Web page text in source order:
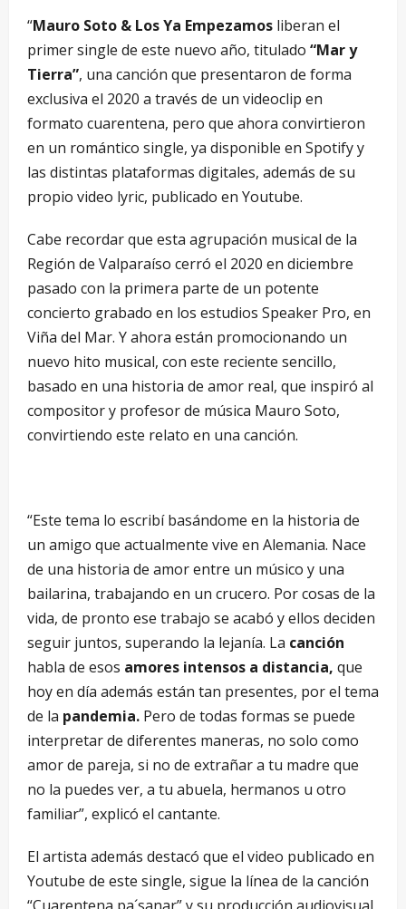
“Mauro Soto & Los Ya Empezamos liberan el
primer single de este nuevo año, titulado “Mar y
Tierra”, una canción que presentaron de forma
exclusiva el 2020 a través de un videoclip en
formato cuarentena, pero que ahora convirtieron
en un romántico single, ya disponible en Spotify y
las distintas plataformas digitales, además de su
propio video lyric, publicado en Youtube.
Cabe recordar que esta agrupación musical de la
Región de Valparaíso cerró el 2020 en diciembre
pasado con la primera parte de un potente
concierto grabado en los estudios Speaker Pro, en
Viña del Mar. Y ahora están promocionando un
nuevo hito musical, con este reciente sencillo,
basado en una historia de amor real, que inspiró al
compositor y profesor de música Mauro Soto,
convirtiendo este relato en una canción.
“Este tema lo escribí basándome en la historia de
un amigo que actualmente vive en Alemania. Nace
de una historia de amor entre un músico y una
bailarina, trabajando en un crucero. Por cosas de la
vida, de pronto ese trabajo se acabó y ellos deciden
seguir juntos, superando la lejanía. La canción
habla de esos amores intensos a distancia, que
hoy en día además están tan presentes, por el tema
de la pandemia. Pero de todas formas se puede
interpretar de diferentes maneras, no solo como
amor de pareja, si no de extrañar a tu madre que
no la puedes ver, a tu abuela, hermanos u otro
familiar”, explicó el cantante.
El artista además destacó que el video publicado en
Youtube de este single, sigue la línea de la canción